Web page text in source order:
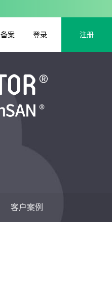
备案 登录 注册
客户案例